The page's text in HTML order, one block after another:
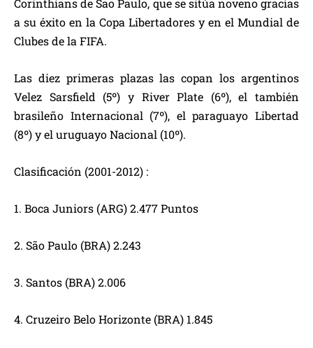
Corinthians de Sao Paulo, que se sitúa noveno gracias
a su éxito en la Copa Libertadores y en el Mundial de
Clubes de la FIFA.
Las diez primeras plazas las copan los argentinos
Velez Sarsfield (5º) y River Plate (6º), el también
brasileño Internacional (7º), el paraguayo Libertad
(8º) y el uruguayo Nacional (10º).
Clasificación (2001-2012) :
1. Boca Juniors (ARG) 2.477 Puntos
2. São Paulo (BRA) 2.243
3. Santos (BRA) 2.006
4. Cruzeiro Belo Horizonte (BRA) 1.845